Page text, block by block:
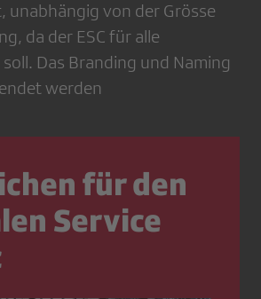
unabhängig von der Grösse
da der ESC für alle
Das Branding und Naming
werden
für den
Service